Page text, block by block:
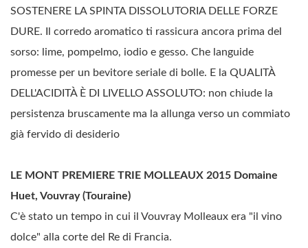
SOSTENERE LA SPINTA DISSOLUTORIA DELLE FORZE
DURE. Il corredo aromatico ti rassicura ancora prima del
sorso: lime, pompelmo, iodio e gesso. Che languide
promesse per un bevitore seriale di bolle. E la QUALITÀ
DELL'ACIDITÀ È DI LIVELLO ASSOLUTO: non chiude la
persistenza bruscamente ma la allunga verso un commiato
già fervido di desiderio
LE MONT PREMIERE TRIE MOLLEAUX 2015 Domaine
Huet, Vouvray (Touraine)
C'è stato un tempo in cui il Vouvray Molleaux era "il vino
dolce" alla corte del Re di Francia.